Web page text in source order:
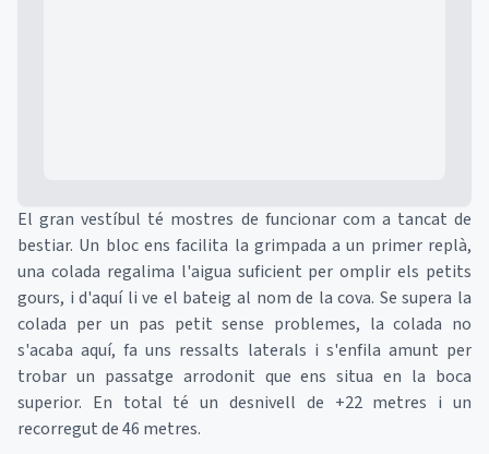
El gran vestíbul té mostres de funcionar com a tancat de
bestiar. Un bloc ens facilita la grimpada a un primer replà,
una colada regalima l'aigua suficient per omplir els petits
gours, i d'aquí li ve el bateig al nom de la cova. Se supera la
colada per un pas petit sense problemes, la colada no
s'acaba aquí, fa uns ressalts laterals i s'enfila amunt per
trobar un passatge arrodonit que ens situa en la boca
superior. En total té un desnivell de +22 metres i un
recorregut de 46 metres.